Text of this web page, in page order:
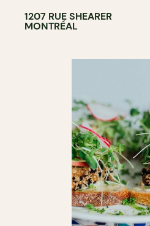
1207 RUE SHEARER
MONTRÉAL